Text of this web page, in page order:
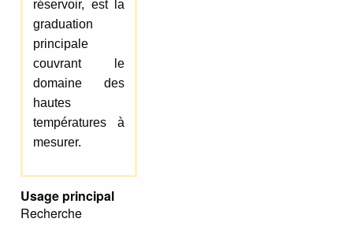
réservoir, est la
graduation
principale
couvrant le
domaine des
hautes
températures à
mesurer.
Usage principal
Recherche